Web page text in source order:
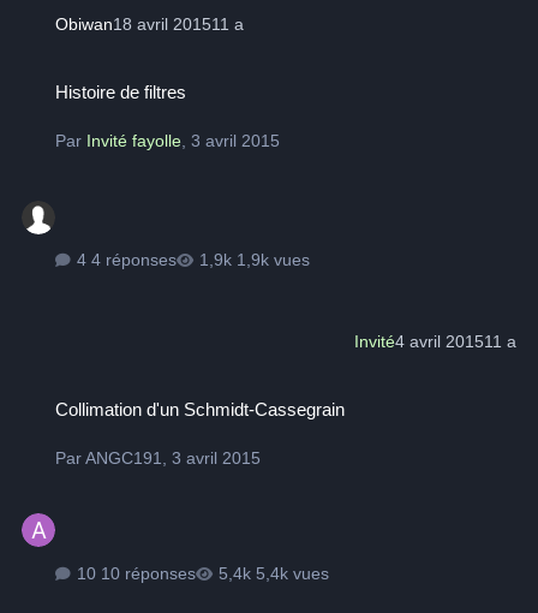
Obiwan18 avril 201511 a
Histoire de filtres
Par Invité fayolle,3 avril 2015
4 réponses 1,9k vues
Invité4 avril 201511 a
Collimation d'un Schmidt-Cassegrain
ParANGC191 ,3 avril 2015
10 réponses 5,4k vues